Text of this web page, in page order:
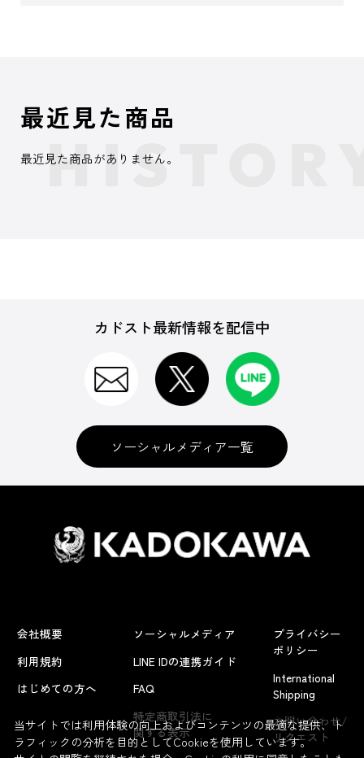
よくあるお問い合わせ
最近見た商品
最近見た商品がありません。
カドスト最新情報を配信中
ソーシャルメディア一覧
会社概要
利用規約
はじめての方へ
ソーシャルメディア
LINE IDの連携ガイド
FAQ
特定商取引法に
関する表示
プライバシー
ポリシー
International
Shipping
お問い合わせ/
リクエスト
当サイトでは利用体験の向上およびコンテンツの最適な提供、ト
ラフィックの分析を目的としてCookieを使用しています。